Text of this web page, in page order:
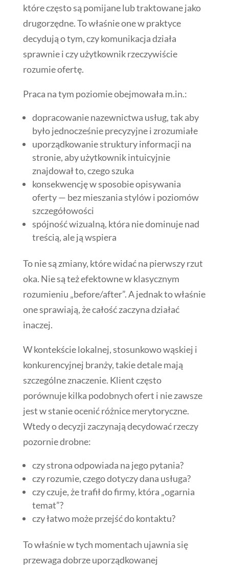
które często są pomijane lub traktowane jako
drugorzędne. To właśnie one w praktyce
decydują o tym, czy komunikacja działa
sprawnie i czy użytkownik rzeczywiście
rozumie ofertę.
Praca na tym poziomie obejmowała m.in.:
dopracowanie nazewnictwa usług, tak aby
było jednocześnie precyzyjne i zrozumiałe
uporządkowanie struktury informacji na
stronie, aby użytkownik intuicyjnie
znajdował to, czego szuka
konsekwencję w sposobie opisywania
oferty — bez mieszania stylów i poziomów
szczegółowości
spójność wizualną, która nie dominuje nad
treścią, ale ją wspiera
To nie są zmiany, które widać na pierwszy rzut
oka. Nie są też efektowne w klasycznym
rozumieniu „before/after”. A jednak to właśnie
one sprawiają, że całość zaczyna działać
inaczej.
W kontekście lokalnej, stosunkowo wąskiej i
konkurencyjnej branży, takie detale mają
szczególne znaczenie. Klient często
porównuje kilka podobnych ofert i nie zawsze
jest w stanie ocenić różnice merytoryczne.
Wtedy o decyzji zaczynają decydować rzeczy
pozornie drobne:
czy strona odpowiada na jego pytania?
czy rozumie, czego dotyczy dana usługa?
czy czuje, że trafił do firmy, która „ogarnia
temat”?
czy łatwo może przejść do kontaktu?
To właśnie w tych momentach ujawnia się
przewaga dobrze uporządkowanej